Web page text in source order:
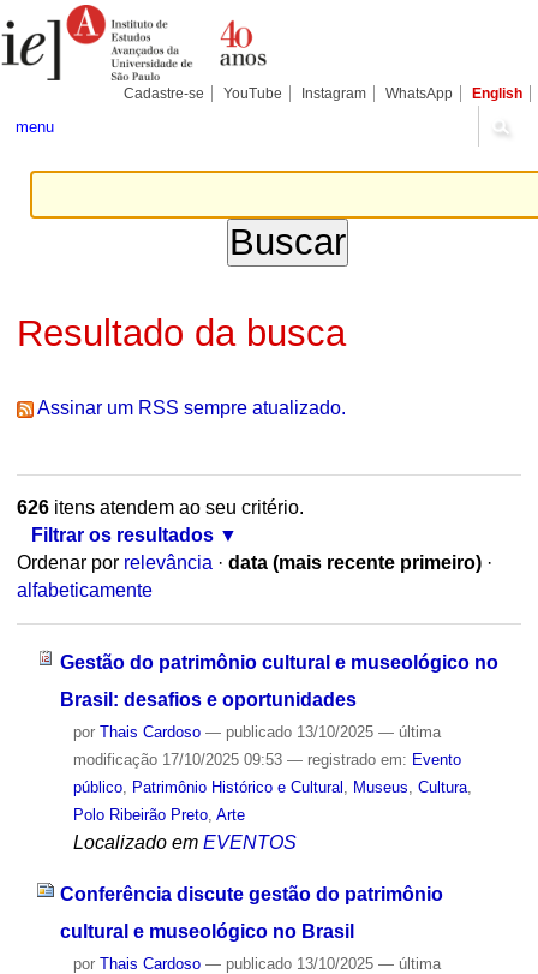
para
conteúdo.
Pessoais
Cadastre-se YouTube Instagram WhatsApp English
menu
Resultado da busca
Assinar um RSS sempre atualizado.
626itens atendem ao seu critério.
Filtrar os resultados
Ordenar por relevância · data (mais recente primeiro) ·
alfabeticamente
Gestão do patrimônio cultural e museológico no
Brasil: desafios e oportunidades
por Thais Cardoso — publicado13/10/2025 — última
modificação17/10/2025 09:53 — registrado em: Evento
público, Patrimônio Histórico e Cultural Museus Cultura,
Polo Ribeirão Preto, Arte
Localizado em EVENTOS
Conferência discute gestão do patrimônio
cultural e museológico no Brasil
por Thais Cardoso — publicado13/10/2025 — última